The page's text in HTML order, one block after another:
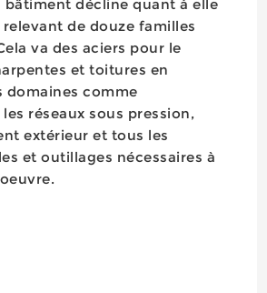
bâtiment décline quant à elle
de douze familles
va des aciers pour le
et toitures en
domaines comme
les réseaux sous pression,
extérieur et tous les
et outillages nécessaires à